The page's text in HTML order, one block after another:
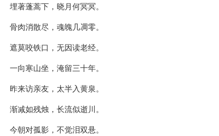
埋著蓬蒿下，晓月何冥冥。
骨肉消散尽，魂魄几凋零。
遮莫咬铁口，无因读老经。
一向寒山坐，淹留三十年。
昨来访亲友，太半入黄泉。
渐减如残烛，长流似逝川。
今朝对孤影，不觉泪双悬。